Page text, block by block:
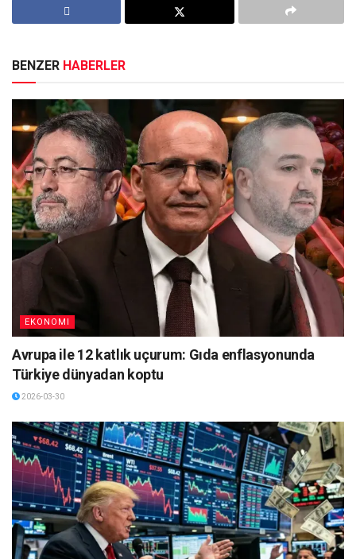
BENZER HABERLER
EKONOMI
Avrupa ile 12 katlık uçurum: Gıda enflasyonunda
Türkiye dünyadan koptu
2026-03-30